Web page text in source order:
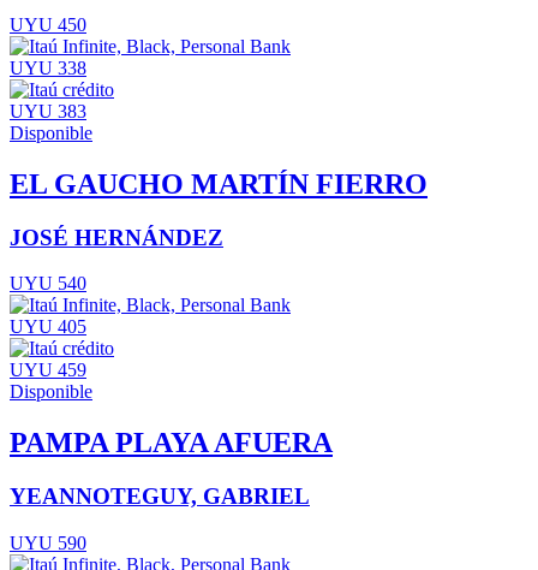
UYU 450
UYU 338
UYU 383
Disponible
EL GAUCHO MARTÍN FIERRO
JOSÉ HERNÁNDEZ
UYU 540
UYU 405
UYU 459
Disponible
PAMPA PLAYA AFUERA
YEANNOTEGUY, GABRIEL
UYU 590